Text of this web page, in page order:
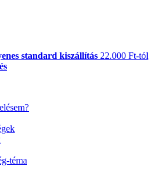
standard kiszállítás 22.000 Ft-tól
téma